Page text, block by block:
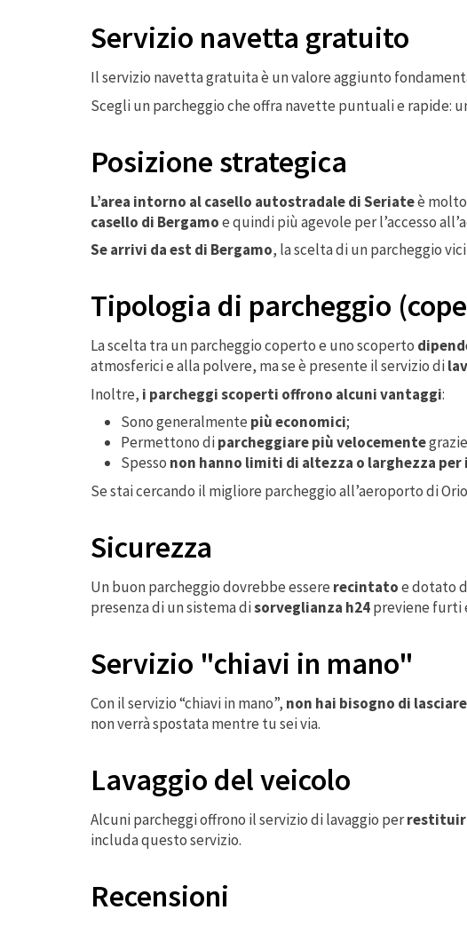
Servizio navetta gratuito
Il servizio navetta gratuita è un valore aggiunto
Scegli un parcheggio che offra navette puntuali e rapide:
Posizione strategica
L’area intorno al casello autostradale di Seriateè
casello di Bergamoe quindi più agevole per l’accesso
Se arrivi da est di Bergamo, la scelta di un parcheggio
Tipologia di parcheggio
La scelta tra un parcheggio coperto e uno scoperto
atmosferici e alla polvere, ma se è presente il servizio di
Inoltre, i parcheggi scoperti offrono alcuni vantaggi:
Sono generalmente più economici;
Permettono diparcheggiare più velocemente
Spesso non hanno limiti di altezza o larghezza per
Se stai cercando il migliore parcheggio all’aeroporto di
Sicurezza
Un buon parcheggio dovrebbe essere recintatoe dotato
presenza di un sistema disorveglianza h24previene furti
Servizio "chiavi in mano"
Con il servizio “chiavi in mano”, non hai bisogno di
non verrà spostata mentre tu sei via.
Lavaggio del veicolo
Alcuni parcheggi offrono il servizio di lavaggio per
includa questo servizio.
Recensioni